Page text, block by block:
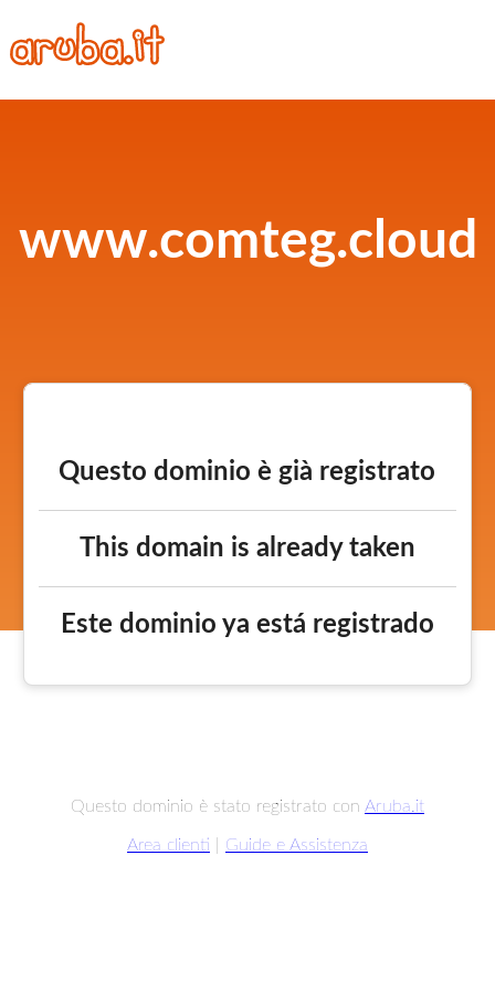
www.comteg.cloud
Questo dominio è già registrato
This domain is already taken
Este dominio ya está registrado
Questo dominio è stato registrato con Aruba.it
Area clienti Guide e Assistenza